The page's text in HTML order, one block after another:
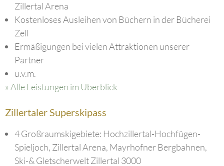
Zillertal Arena
Kostenloses Ausleihen von Büchern in der Bücherei
Zell
Ermäßigungen bei vielen Attraktionen unserer
Partner
u.v.m.
» Alle Leistungen im Überblick
Zillertaler Superskipass
4 Großraumskigebiete: Hochzillertal-Hochfügen-
Spieljoch, Zillertal Arena, Mayrhofner Bergbahnen,
Ski-& Gletscherwelt Zillertal 3000